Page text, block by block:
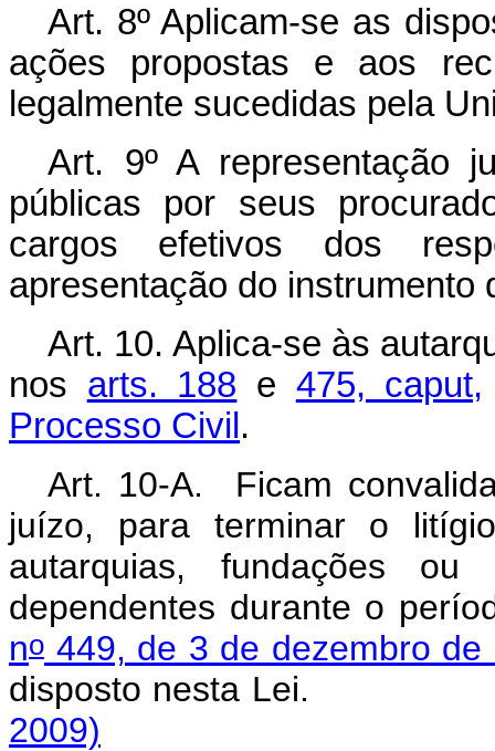
Art. 8º Aplicam-se as
ações propostas e aos
legalmente sucedidas pela
Art. 9º A representação
públicas por seus
cargos efetivos dos
apresentação do instrumento
Art. 10. Aplica-se às
nos arts. 188 e 475, caput,
Processo Civil .
Art. 10-A. Ficam
juízo, para terminar o
autarquias, fundações ou
dependentes durante o
no 449, de 3 de dezembro de
disposto nesta
2009)